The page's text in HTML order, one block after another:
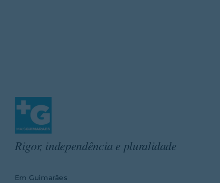
Rigor, independência e pluralidade
Em Guimarães